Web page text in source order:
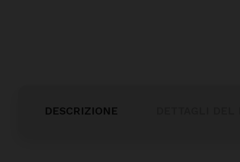
DESCRIZIONE DETTAGLI DEL